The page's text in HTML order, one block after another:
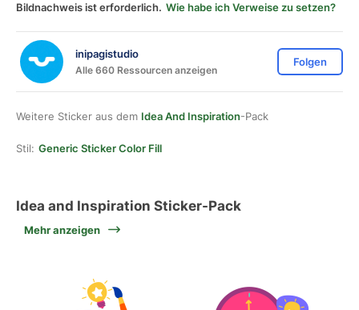
Bildnachweis ist erforderlich. Wie habe ich Verweise zu setzen?
inipagistudio
Alle 660 Ressourcen anzeigen
Folgen
Weitere Sticker aus dem Idea And Inspiration-Pack
Stil: Generic Sticker Color Fill
Idea and Inspiration Sticker-Pack
Mehr anzeigen